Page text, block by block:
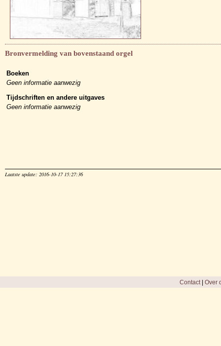
Bronvermelding van bovenstaand orgel
Boeken
Geen informatie aanwezig
Tijdschriften en andere uitgaves
Geen informatie aanwezig
Laatste update: 2016-10-17 15:27:36
Contact| Over